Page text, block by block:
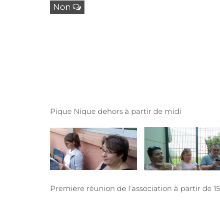
Non
Pique Nique dehors à partir de midi
Première réunion de l’association à partir de